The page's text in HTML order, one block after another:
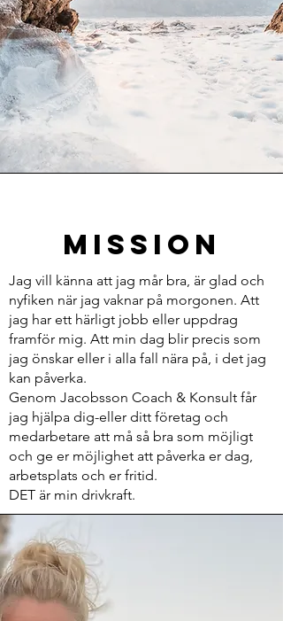
Mission
Jag vill känna att jag mår bra, är glad och
nyfiken när jag vaknar på morgonen. Att
jag har ett härligt jobb eller uppdrag
framför mig. Att min dag blir precis som
jag önskar eller i alla fall nära på, i det jag
kan påverka.
Genom Jacobsson Coach & Konsult får
jag hjälpa dig-eller ditt företag och
medarbetare att må så bra som möjligt
och ge er möjlighet att påverka er dag,
arbetsplats och er fritid.
DET är min drivkraft.